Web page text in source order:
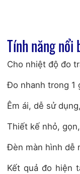
Tính năng nổi
Cho nhiệt độ đo
Đo nhanh trong 1
Êm ái, dễ sử
Thiết kế nhỏ,
Đèn màn hình dễ
Kết quả đo hiện